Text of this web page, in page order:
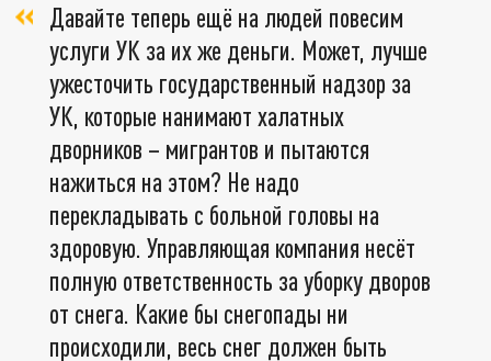
Давайте теперь ещё на людей повесим
услуги УК за их же деньги. Может, лучше
ужесточить государственный надзор за
УК, которые нанимают халатных
дворников – мигрантов и пытаются
нажиться на этом? Не надо
перекладывать с больной головы на
здоровую. Управляющая компания несёт
полную ответственность за уборку дворов
от снега. Какие бы снегопады ни
происходили, весь снег должен быть